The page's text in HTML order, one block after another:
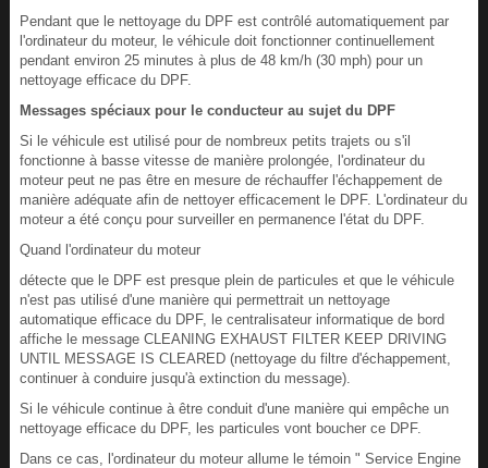
Pendant que le nettoyage du DPF est contrôlé automatiquement par
l'ordinateur du moteur, le véhicule doit fonctionner continuellement
pendant environ 25 minutes à plus de 48 km/h (30 mph) pour un
nettoyage efficace du DPF.
Messages spéciaux pour le conducteur au sujet du DPF
Si le véhicule est utilisé pour de nombreux petits trajets ou s'il
fonctionne à basse vitesse de manière prolongée, l'ordinateur du
moteur peut ne pas être en mesure de réchauffer l'échappement de
manière adéquate afin de nettoyer efficacement le DPF. L'ordinateur du
moteur a été conçu pour surveiller en permanence l'état du DPF.
Quand l'ordinateur du moteur
détecte que le DPF est presque plein de particules et que le véhicule
n'est pas utilisé d'une manière qui permettrait un nettoyage
automatique efficace du DPF, le centralisateur informatique de bord
affiche le message CLEANING EXHAUST FILTER KEEP DRIVING
UNTIL MESSAGE IS CLEARED (nettoyage du filtre d'échappement,
continuer à conduire jusqu'à extinction du message).
Si le véhicule continue à être conduit d'une manière qui empêche un
nettoyage efficace du DPF, les particules vont boucher ce DPF.
Dans ce cas, l'ordinateur du moteur allume le témoin " Service Engine